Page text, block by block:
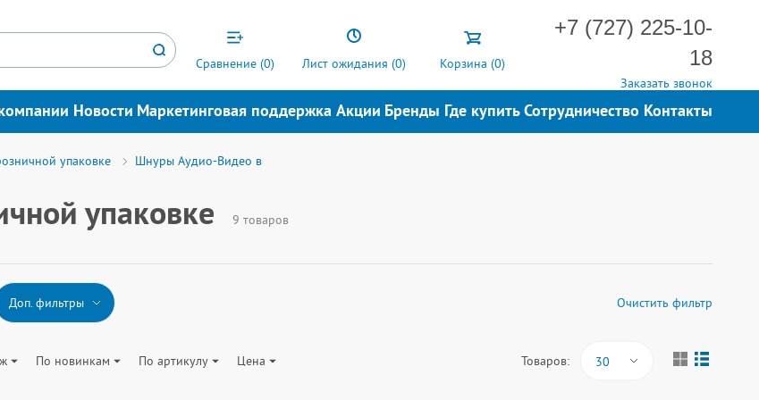
Сравнение (0) Лист ожидания (0) Корзина (0)
+7 (727) 225-10-
18
Заказать звонок
Новости Маркетинговая поддержка Акции Бренды Где купитьСотрудничество Контакты
упаковке
Шнуры Аудио-Видео в
упаковке 9 товаров
Тип коннектора подключения 1 Тип коннектора подключения 2
Доп. фильтры Очистить фильтр
По новинкам По артикулу Цена Товаров: 30